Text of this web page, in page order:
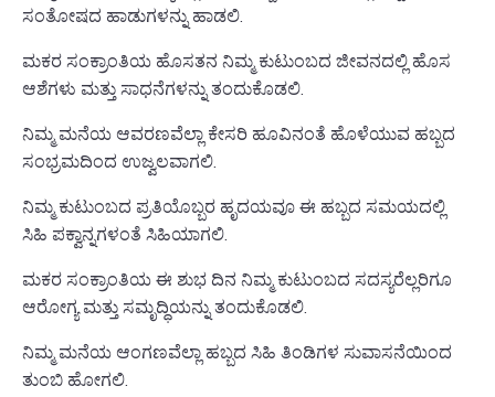
ಸಂತೋಷದ ಹಾಡುಗಳನ್ನು ಹಾಡಲಿ.
ಮಕರ ಸಂಕ್ರಾಂತಿಯ ಹೊಸತನ ನಿಮ್ಮ ಕುಟುಂಬದ ಜೀವನದಲ್ಲಿ ಹೊಸ
ಆಶೆಗಳು ಮತ್ತು ಸಾಧನೆಗಳನ್ನು ತಂದುಕೊಡಲಿ.
ನಿಮ್ಮ ಮನೆಯ ಆವರಣವೆಲ್ಲಾ ಕೇಸರಿ ಹೂವಿನಂತೆ ಹೊಳೆಯುವ ಹಬ್ಬದ
ಸಂಭ್ರಮದಿಂದ ಉಜ್ವಲವಾಗಲಿ.
ನಿಮ್ಮ ಕುಟುಂಬದ ಪ್ರತಿಯೊಬ್ಬರ ಹೃದಯವೂ ಈ ಹಬ್ಬದ ಸಮಯದಲ್ಲಿ
ಸಿಹಿ ಪಕ್ವಾನ್ನಗಳಂತೆ ಸಿಹಿಯಾಗಲಿ.
ಮಕರ ಸಂಕ್ರಾಂತಿಯ ಈ ಶುಭ ದಿನ ನಿಮ್ಮ ಕುಟುಂಬದ ಸದಸ್ಯರೆಲ್ಲರಿಗೂ
ಆರೋಗ್ಯ ಮತ್ತು ಸಮೃದ್ಧಿಯನ್ನು ತಂದುಕೊಡಲಿ.
ನಿಮ್ಮ ಮನೆಯ ಆಂಗಣವೆಲ್ಲಾ ಹಬ್ಬದ ಸಿಹಿ ತಿಂಡಿಗಳ ಸುವಾಸನೆಯಿಂದ
ತುಂಬಿ ಹೋಗಲಿ.